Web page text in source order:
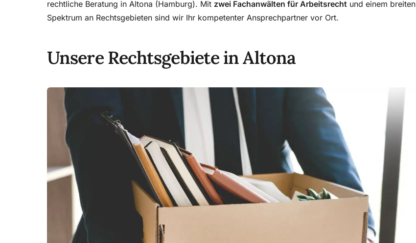
rechtliche Beratung in Altona (Hamburg). Mit zwei Fachanwälten für Arbeitsrecht und einem breiten
Spektrum an Rechtsgebieten sind wir Ihr kompetenter Ansprechpartner vor Ort.
Unsere Rechtsgebiete in Altona